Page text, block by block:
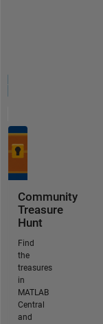
Community
Treasure
Hunt
Find
the
treasures
in
MATLAB
Central
and